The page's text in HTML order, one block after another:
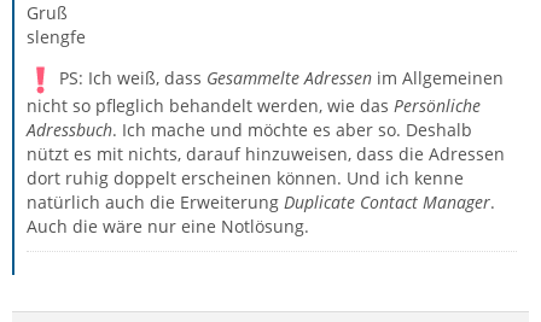
Gruß
slengfe
PS: Ich weiß, dass Gesammelte Adressen im Allgemeinen
nicht so pfleglich behandelt werden, wie das Persönliche
Adressbuch. Ich mache und möchte es aber so. Deshalb
nützt es mit nichts, darauf hinzuweisen, dass die Adressen
dort ruhig doppelt erscheinen können. Und ich kenne
natürlich auch die Erweiterung Duplicate Contact Manager.
Auch die wäre nur eine Notlösung.